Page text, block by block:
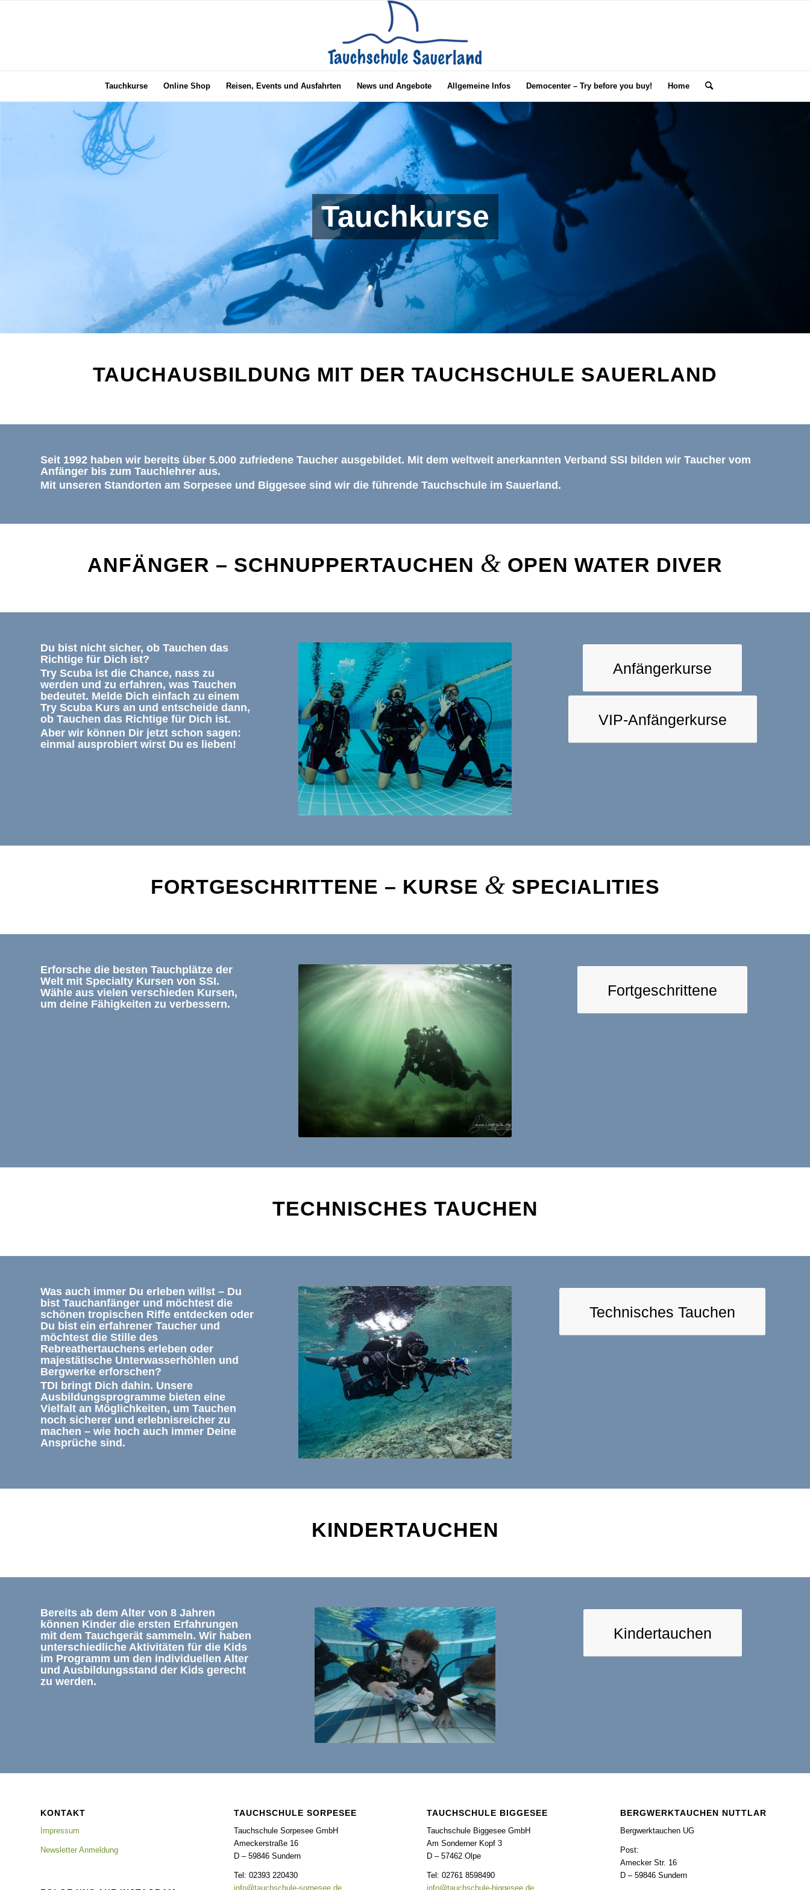
Tauchkurse Online Shop Reisen, Events und Ausfahrten News und Angebote Allgemeine Infos Democenter – Try before you buy! Home
Tauchkurse
TAUCHAUSBILDUNG MIT DER TAUCHSCHULE SAUERLAND
Seit 1992 haben wir bereits über 5.000 zufriedene Taucher ausgebildet. Mit dem weltweit anerkannten Verband SSI bilden wir Taucher vom
Anfänger bis zum Tauchlehrer aus.
Mit unseren Standorten am Sorpesee und Biggesee sind wir die führende Tauchschule im Sauerland.
ANFÄNGER – SCHNUPPERTAUCHEN & OPEN WATER DIVER
Du bist nicht sicher, ob Tauchen das
Richtige für Dich ist?
Try Scuba ist die Chance, nass zu
werden und zu erfahren, was Tauchen
bedeutet. Melde Dich einfach zu einem
Try Scuba Kurs an und entscheide dann,
ob Tauchen das Richtige für Dich ist.
Aber wir können Dir jetzt schon sagen:
einmal ausprobiert wirst Du es lieben!
Anfängerkurse
VIP-Anfängerkurse
FORTGESCHRITTENE – KURSE & SPECIALITIES
Erforsche die besten Tauchplätze der
Welt mit Specialty Kursen von SSI.
Wähle aus vielen verschieden Kursen,
um deine Fähigkeiten zu verbessern.
Fortgeschrittene
TECHNISCHES TAUCHEN
Was auch immer Du erleben willst – Du
bist Tauchanfänger und möchtest die
schönen tropischen Riffe entdecken oder
Du bist ein erfahrener Taucher und
möchtest die Stille des
Rebreathertauchens erleben oder
majestätische Unterwasserhöhlen und
Bergwerke erforschen?
TDI bringt Dich dahin. Unsere
Ausbildungsprogramme bieten eine
Vielfalt an Möglichkeiten, um Tauchen
noch sicherer und erlebnisreicher zu
machen – wie hoch auch immer Deine
Ansprüche sind.
Technisches Tauchen
KINDERTAUCHEN
Bereits ab dem Alter von 8 Jahren
können Kinder die ersten Erfahrungen
mit dem Tauchgerät sammeln. Wir haben
unterschiedliche Aktivitäten für die Kids
im Programm um den individuellen Alter
und Ausbildungsstand der Kids gerecht
zu werden.
Kindertauchen
KONTAKT
Impressum
Newsletter Anmeldung
TAUCHSCHULE SORPESEE
Tauchschule Sorpesee GmbH
Ameckerstraße 16
D – 59846 Sundern
Tel: 02393 220430
info@tauchschule-sorpesee.de
TAUCHSCHULE BIGGESEE
Tauchschule Biggesee GmbH
Am Sonderner Kopf 3
D – 57462 Olpe
Tel: 02761 8598490
info@tauchschule-biggesee.de
BERGWERKTAUCHEN NUTTLAR
Bergwerktauchen UG
Post:
Amecker Str. 16
D – 59846 Sundern